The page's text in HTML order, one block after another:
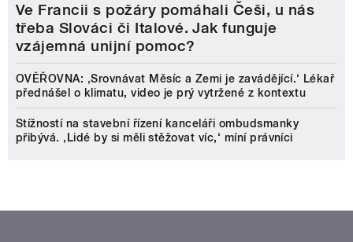
Ve Francii s požáry pomáhali Češi, u nás
třeba Slováci či Italové. Jak funguje
vzájemná unijní pomoc?
OVĚŘOVNA: ‚Srovnávat Měsíc a Zemi je zavádějící.‘ Lékař
přednášel o klimatu, video je prý vytržené z kontextu
Stížností na stavební řízení kanceláři ombudsmanky
přibývá. ‚Lidé by si měli stěžovat víc,‘ míní právníci